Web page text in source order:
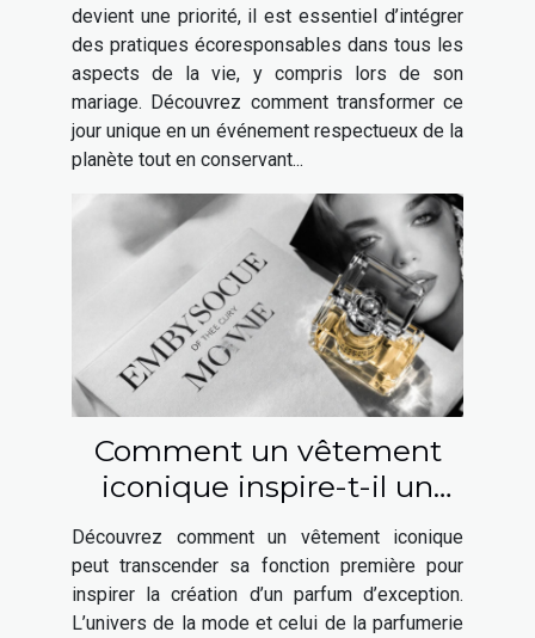
devient une priorité, il est essentiel d’intégrer
des pratiques écoresponsables dans tous les
aspects de la vie, y compris lors de son
mariage. Découvrez comment transformer ce
jour unique en un événement respectueux de la
planète tout en conservant...
Comment un vêtement
iconique inspire-t-il un
parfum élégant ?
Découvrez comment un vêtement iconique
peut transcender sa fonction première pour
inspirer la création d’un parfum d’exception.
L’univers de la mode et celui de la parfumerie